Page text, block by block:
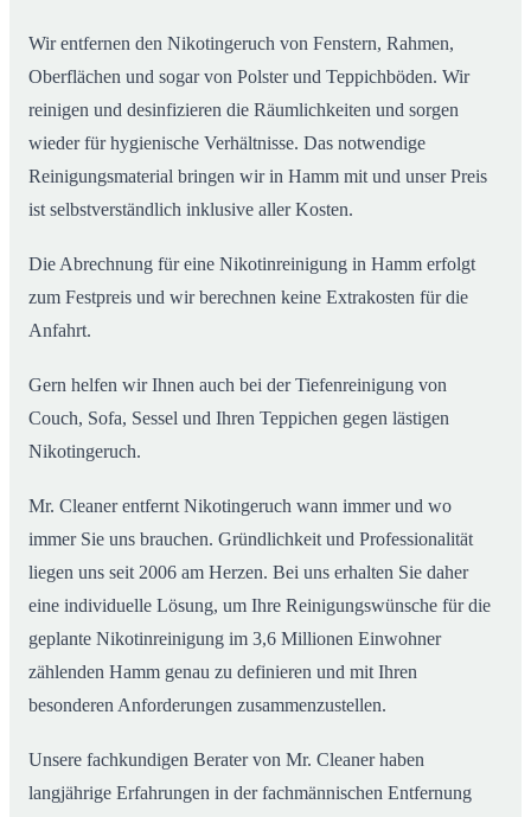
Wir entfernen den Nikotingeruch von Fenstern, Rahmen,
Oberflächen und sogar von Polster und Teppichböden. Wir
reinigen und desinfizieren die Räumlichkeiten und sorgen
wieder für hygienische Verhältnisse. Das notwendige
Reinigungsmaterial bringen wir in Hamm mit und unser Preis
ist selbstverständlich inklusive aller Kosten.
Die Abrechnung für eine Nikotinreinigung in Hamm erfolgt
zum Festpreis und wir berechnen keine Extrakosten für die
Anfahrt.
Gern helfen wir Ihnen auch bei der Tiefenreinigung von
Couch, Sofa, Sessel und Ihren Teppichen gegen lästigen
Nikotingeruch.
Mr. Cleaner entfernt Nikotingeruch wann immer und wo
immer Sie uns brauchen. Gründlichkeit und Professionalität
liegen uns seit 2006 am Herzen. Bei uns erhalten Sie daher
eine individuelle Lösung, um Ihre Reinigungswünsche für die
geplante Nikotinreinigung im 3,6 Millionen Einwohner
zählenden Hamm genau zu definieren und mit Ihren
besonderen Anforderungen zusammenzustellen.
Unsere fachkundigen Berater von Mr. Cleaner haben
langjährige Erfahrungen in der fachmännischen Entfernung